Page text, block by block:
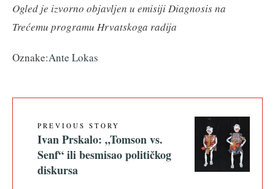
Ogled je izvorno objavljen u emisiji Diagnosis na
Trećemu programu Hrvatskoga radija
Oznake:Ante Lokas
PREVIOUS STORY
Ivan Prskalo: „Tomson vs.
Senf“ ili besmisao političkog
diskursa